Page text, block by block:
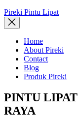
Pireki Pintu Lipat
Home
About Pireki
Contact
Blog
Produk Pireki
PINTU
RAYA